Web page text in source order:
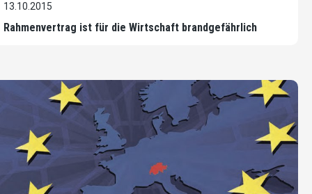
13.10.2015
Rahmenvertrag ist für die Wirtschaft brandgefährlich